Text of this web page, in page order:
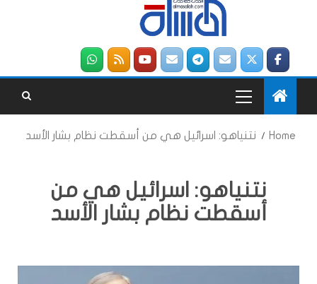
Home نتنياهو: اسرائيل هي من أسقطت نظام بشار الأسد
نتنياهو: اسرائيل هي من
أسقطت نظام بشار الأسد